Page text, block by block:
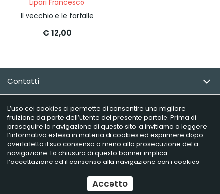
Lipari Francesco
Il vecchio e le farfalle
€ 12,00
Contatti
Email Newsletter
Info utili
Raffaelli Editore - P.iva 02181230406
Ecommerce by Daisuke
L’uso dei cookies ci permette di consentire una migliore
fruizione da parte dell’utente del presente portale. Prima di
proseguire la navigazione di questo sito la invitiamo a leggere
l’informativa estesa in materia di cookies ed esprimere dopo
averla letta il suo consenso o meno alla prosecuzione della
navigazione. La chiusura di questo banner implica
l’accettazione ed il consenso alla navigazione con i cookies
Accetto